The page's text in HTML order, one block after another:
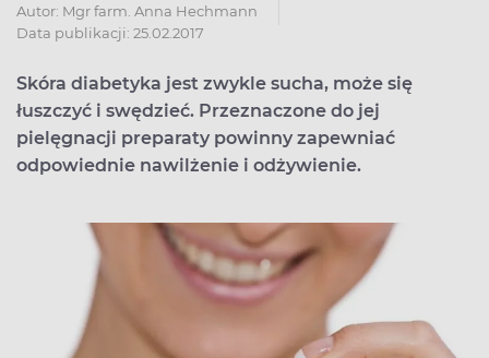
Autor: Mgr farm. Anna Hechmann
Data publikacji: 25.02.2017
Skóra diabetyka jest zwykle sucha, może się
łuszczyć i swędzieć. Przeznaczone do jej
pielęgnacji preparaty powinny zapewniać
odpowiednie nawilżenie i odżywienie.